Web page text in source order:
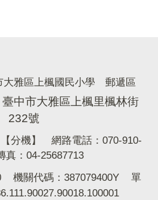
大雅區上楓國民小學 郵遞區
中市大雅區上楓里楓林街
232號
【分機】
網路電話：070-910-
：04-25687713
機關代碼：387079400Y 單